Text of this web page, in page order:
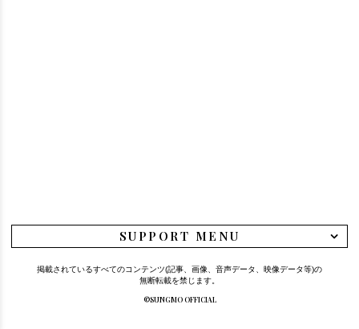
SUPPORT MENU
掲載されているすべてのコンテンツ(記事、画像、音声データ、映像データ等)の
無断転載を禁じます。
©SUNGMO OFFICIAL